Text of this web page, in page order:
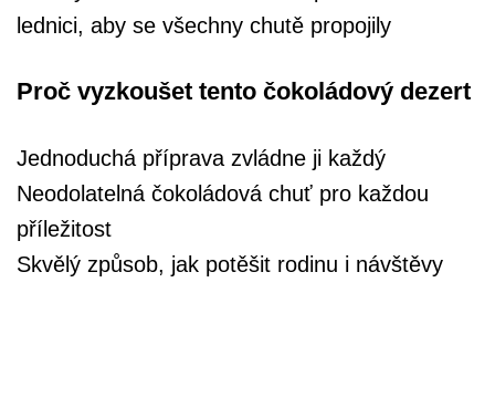
lednici, aby se všechny chutě propojily
Proč vyzkoušet tento čokoládový dezert
Jednoduchá příprava zvládne ji každý
Neodolatelná čokoládová chuť pro každou
příležitost
Skvělý způsob, jak potěšit rodinu i návštěvy